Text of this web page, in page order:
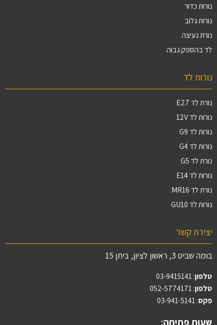
נורות כדור
נורות גלוב
נורת נעיצה
לד בהספק גבוה
נורות לד
נורת לד E27
נורות לד 12V
נורות לד G9
נורות לד G4
נורת לד G5
נורות לד E14
נורת לד MR16
נורות לד GU10
יצירת קשר
בומה שביט 3, ראשון לציון, ביתן 15
טלפון:
03-9415141
טלפון: 052-5774171
פקס: 03-941-5141
שעות פתיחה: